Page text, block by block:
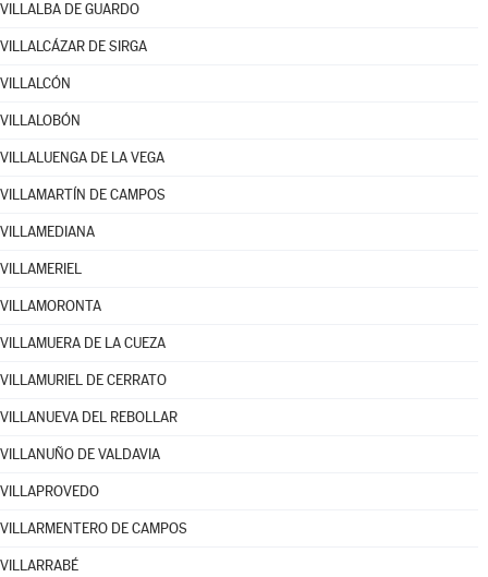
VILLALBA DE GUARDO
VILLALCÁZAR DE SIRGA
VILLALCÓN
VILLALOBÓN
VILLALUENGA DE LA VEGA
VILLAMARTÍN DE CAMPOS
VILLAMEDIANA
VILLAMERIEL
VILLAMORONTA
VILLAMUERA DE LA CUEZA
VILLAMURIEL DE CERRATO
VILLANUEVA DEL REBOLLAR
VILLANUÑO DE VALDAVIA
VILLAPROVEDO
VILLARMENTERO DE CAMPOS
VILLARRABÉ